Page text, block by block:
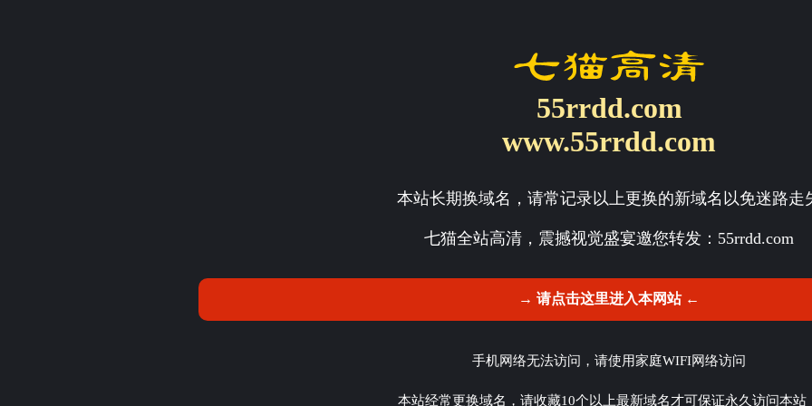
55rrdd.com
www.55rrdd.com
本站长期换域名，请常记录以上更换的新域名以免迷路走
七猫全站高清，震撼视觉盛宴邀您转发： 55rrdd.com
→ 请点击这里进入本网站 ←
手机网络无法访问，请使用家庭WIFI网络访问
本站经常更换域名，请收藏10个以上最新域名才可保证永久访问本站